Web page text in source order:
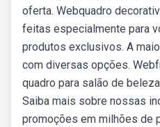
oferta. Webquadro
feitas especialmente para
produtos exclusivos. A
com diversas opções.
quadro para salão de
Saiba mais sobre nossas
promoções em milhões de